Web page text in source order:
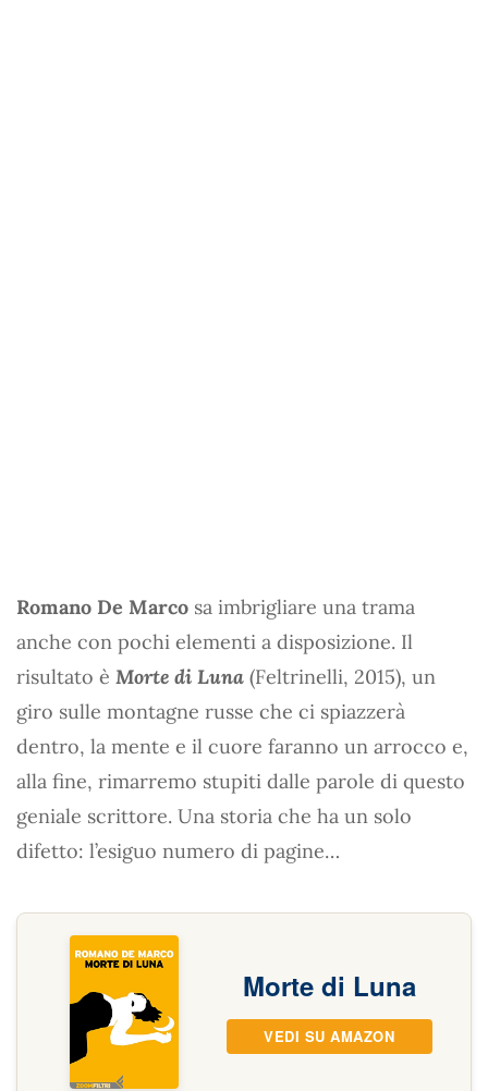
Romano De Marco sa imbrigliare una trama
anche con pochi elementi a disposizione. Il
risultato è Morte di Luna (Feltrinelli, 2015), un
giro sulle montagne russe che ci spiazzerà
dentro, la mente e il cuore faranno un arrocco e,
alla fine, rimarremo stupiti dalle parole di questo
geniale scrittore. Una storia che ha un solo
difetto: l’esiguo numero di pagine…
Morte di Luna
VEDI SU AMAZON